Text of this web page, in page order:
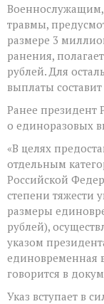
травмы,
размере 3
ранения,
рублей. Для
выплаты
Ранее президент
о единоразовых
«В целях
отдельным
Российской
степени тяжести
размеры
рублей),
указом
единовременная
говорится в
Указ вступает в